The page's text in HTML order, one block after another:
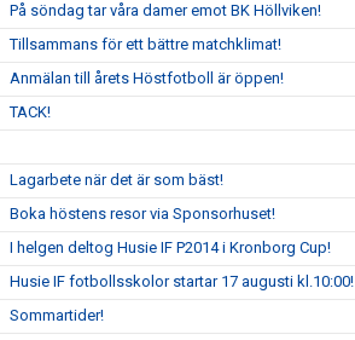
På söndag tar våra damer emot BK Höllviken!
Tillsammans för ett bättre matchklimat!
Anmälan till årets Höstfotboll är öppen!
TACK!
Lagarbete när det är som bäst!
Boka höstens resor via Sponsorhuset!
I helgen deltog Husie IF P2014 i Kronborg Cup!
Husie IF fotbollsskolor startar 17 augusti kl.10:00!
Sommartider!